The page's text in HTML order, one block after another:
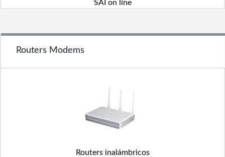
SAI on line
Routers Modems
Routers inalámbricos